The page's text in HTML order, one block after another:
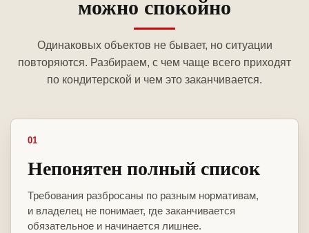
можно спокойно
Одинаковых объектов не бывает, но ситуации
повторяются. Разбираем, с чем чаще всего приходят
по кондитерской и чем это заканчивается.
01
Непонятен полный список
Требования разбросаны по разным нормативам,
и владелец не понимает, где заканчивается
обязательное и начинается лишнее.